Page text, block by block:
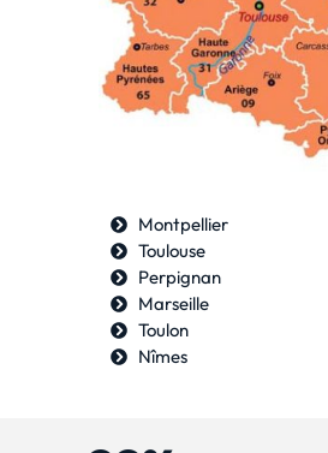
Montpellier
Toulouse
Perpignan
Marseille
Toulon
Nîmes